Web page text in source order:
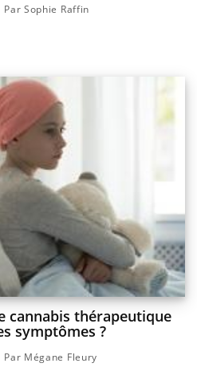
Par Sophie Raffin
cannabis thérapeutique
symptômes ?
Par Mégane Fleury